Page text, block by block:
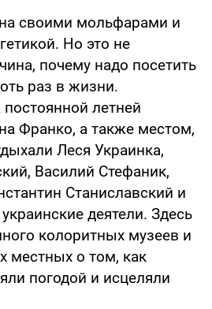
своими мольфарами и
Но это не
почему надо посетить
раз в жизни.
летней
Франко, а также местом,
Леся Украинка,
Василий Стефаник,
Станиславский и
деятели. Здесь
колоритных музеев и
местных о том, как
погодой и исцеляли